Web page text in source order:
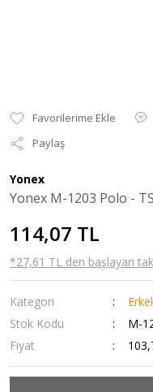
Paylaş
Yonex
Yonex M-1203 Polo -
114,07 TL
*27,61 TL den başlayan
Kategori
Stok Kodu
M-
Fiyat